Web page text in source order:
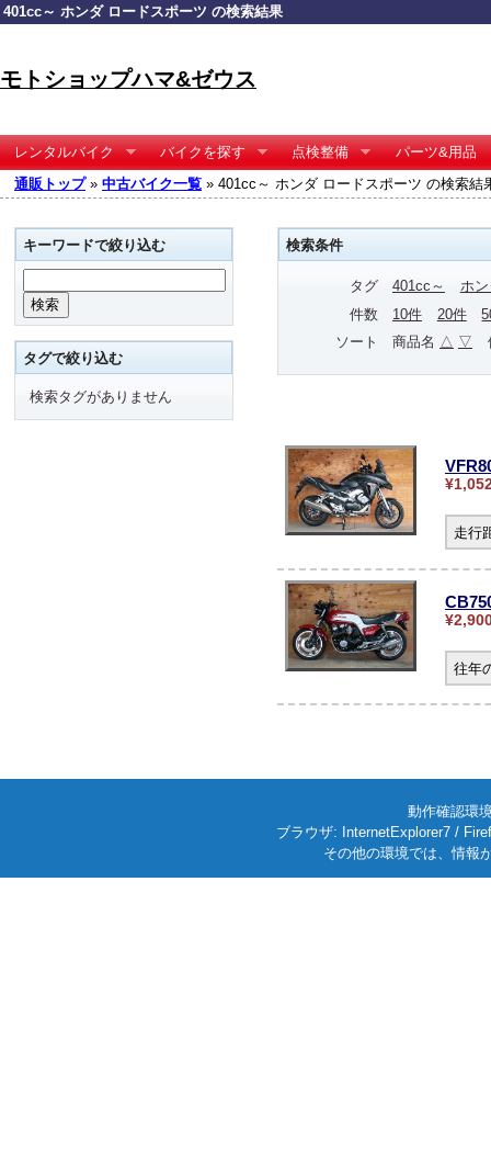
401cc～ ホンダ ロードスポーツ の検索結果
モトショップハマ&ゼウス
レンタルバイク バイクを探す 点検整備
パーツ&用品
通販トップ» 中古バイク一覧 » 401cc～ ホンダ ロードスポーツ の検索結
検索条件
タグ 401cc～
ホ
件数
10件 20件
ソート
商品名 △ ▽
走行
往年
キーワードで絞り込む
タグで絞り込む
検索タグがありません
動作確認環
ブラウザ: InternetExplorer7 /
その他の環境では、情報